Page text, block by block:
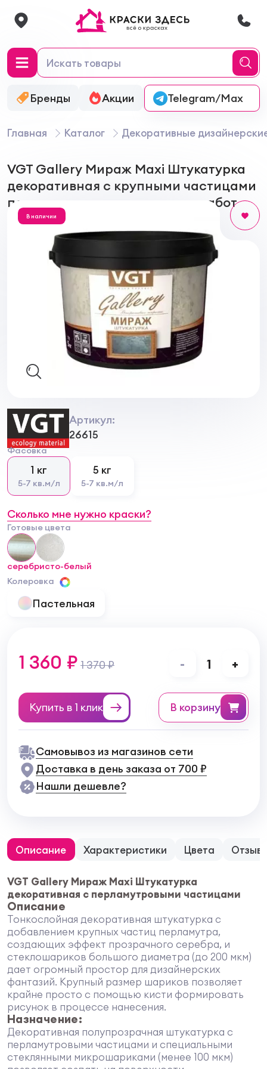
Бренды Акции Онлайн-колеровка
Telegram/Max
Главная Каталог Декоративные
VGT Gallery Мираж Maxi Штукатурка
декоративная с крупными частицами
перламутра для внутренних работ
В наличии
Артикул:
26615
Фасовка
1 кг
5-7 кв.м/л
5 кг
5-7 кв.м/л
Сколько мне нужно краски?
Готовые цвета
серебристо-белый
Колеровка
Пастельная
1 360 ₽ 1 370 ₽ - 1 +
Купить в 1 клик в корзину
Самовывоз из магазинов сети
Доставка в день заказа от 700 ₽
Нашли дешевле?
Описание Характеристики Цвета
VGT Gallery Мираж Maxi Штукатурка
декоративная с перламутровыми частицами
Описание
Тонкослойная декоративная штукатурка с
добавлением крупных частиц перламутра,
создающих эффект прозрачного серебра, и
стеклошариков большого диаметра (до 200 мкм)
дает огромный простор для дизайнерских
фантазий. Крупный размер шариков позволяет
крайне просто с помощью кисти формировать
рисунок в процессе нанесения.
Назначение:
Декоративная полупрозрачная штукатурка с
перламутровыми частицами и специальными
стеклянными микрошариками (менее 100 мкм)